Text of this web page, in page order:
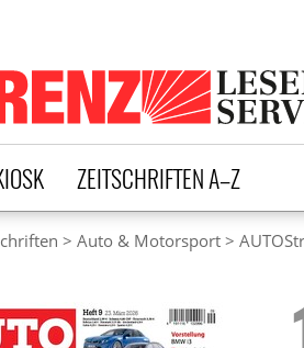
Leserservice
ZEITSCHRIFTEN A–Z
Auto & Motorsport